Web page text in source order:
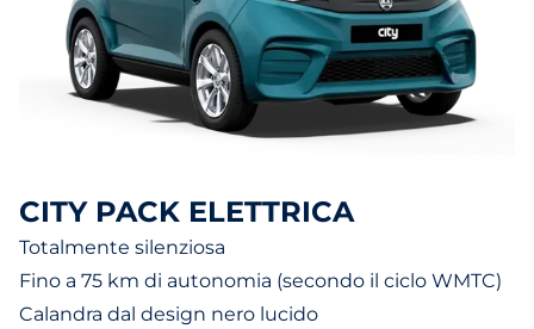
CITY PACK ELETTRICA
Totalmente silenziosa
Fino a 75 km di autonomia (secondo il ciclo WMTC)
Calandra dal design nero lucido